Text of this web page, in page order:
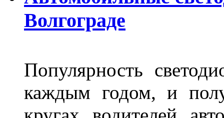
Волгограде
Популярность
каждым годом, и